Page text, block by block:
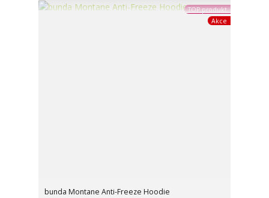
TOP produkt
Akce
bunda Montane Anti-Freeze Hoodie